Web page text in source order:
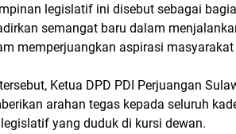
legislatif ini disebut sebagai
semangat baru dalam
memperjuangkan aspirasi
Ketua DPD PDI Perjuangan
arahan tegas kepada seluruh
yang duduk di kursi dewan.